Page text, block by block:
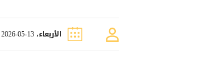
الأربعاء، 13-05-2026